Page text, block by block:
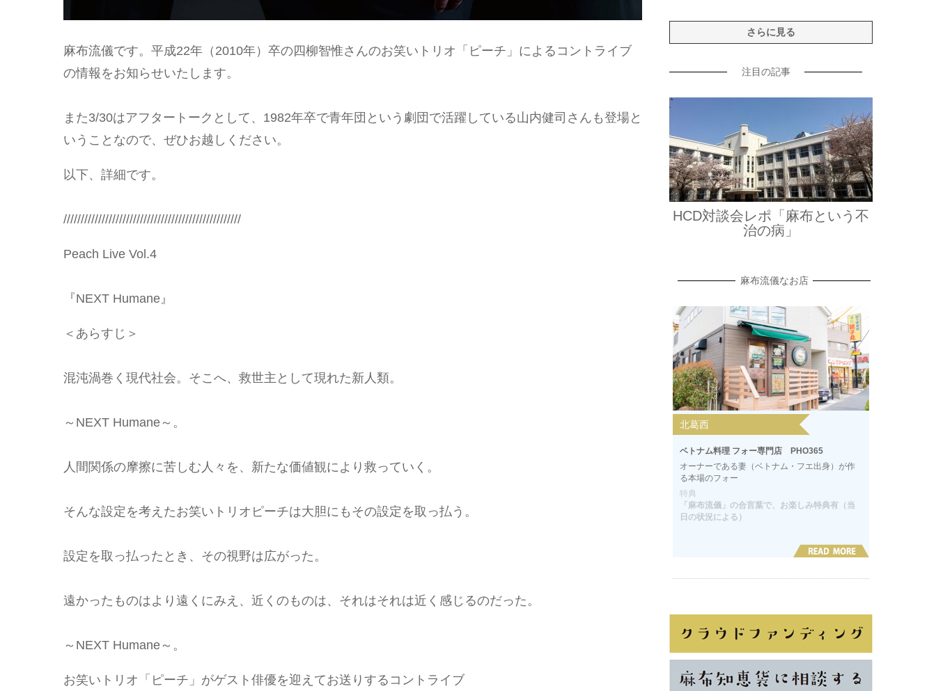
麻布流儀です。平成22年（2010年）卒の四柳智惟さんのお笑いトリオ「ピーチ」によるコントライブ
の情報をお知らせいたします。
また3/30はアフタートークとして、1982年卒で青年団という劇団で活躍している山内健司さんも登場と
いうことなので、ぜひお越しください。
以下、詳細です。
///////////////////////////////////////////////////
Peach Live Vol.4
『NEXT Humane』
＜あらすじ＞
混沌渦巻く現代社会。そこへ、救世主として現れた新人類。
～NEXT Humane～。
人間関係の摩擦に苦しむ人々を、新たな価値観により救っていく。
そんな設定を考えたお笑いトリオピーチは大胆にもその設定を取っ払う。
設定を取っ払ったとき、その視野は広がった。
遠かったものはより遠くにみえ、近くのものは、それはそれは近く感じるのだった。
～NEXT Humane～。
お笑いトリオ「ピーチ」がゲスト俳優を迎えてお送りするコントライブ
さらに見る
注目の記事
HCD対談会レポ「麻布という不
治の病」
麻布流儀なお店
北葛西
ベトナム料理 フォー専門店 PHO365
オーナーである妻（ベトナム・フエ出身）が作
る本場のフォー
特典
「麻布流儀」の合言葉で、お楽しみ特典有（当
日の状況による）